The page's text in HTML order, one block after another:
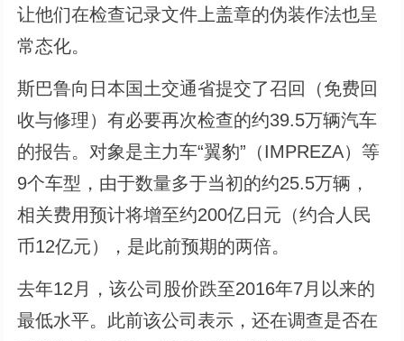
让他们在检查记录文件上盖章的伪装作法也呈
常态化。
斯巴鲁向日本国土交通省提交了召回（免费回
收与修理）有必要再次检查的约39.5万辆汽车
的报告。对象是主力车“翼豹”（IMPREZA）等
9个车型，由于数量多于当初的约25.5万辆，
相关费用预计将增至约200亿日元（约合人民
币12亿元），是此前预期的两倍。
去年12月，该公司股价跌至2016年7月以来的
最低水平。此前该公司表示，还在调查是否在